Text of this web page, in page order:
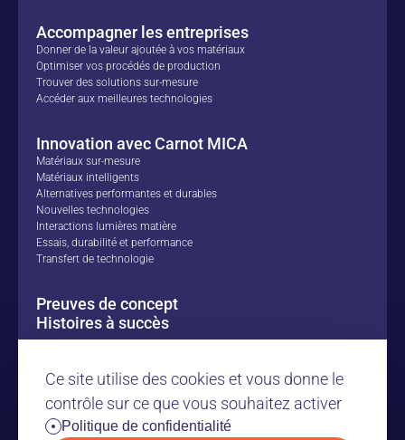
Accompagner les entreprises
Donner de la valeur ajoutée à vos matériaux
Optimiser vos procédés de production
Trouver des solutions sur-mesure
Accéder aux meilleures technologies
Innovation avec Carnot MICA
Matériaux sur-mesure
Matériaux intelligents
Alternatives performantes et durables
Nouvelles technologies
Interactions lumières matière
Essais, durabilité et performance
Transfert de technologie
Preuves de concept
Histoires à succès
Le Carnot MICA
Nous contacter
Ce site utilise des cookies et vous donne le
contrôle sur ce que vous souhaitez activer
Politique de confidentialité